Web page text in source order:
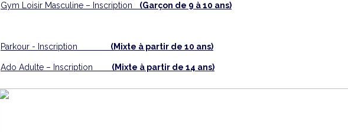
Gym Loisir Masculine – Inscription (Garçon de 9 à 10 ans)
Parkour - Inscription (Mixte à partir de 10 ans)
Ado Adulte – Inscription (Mixte à partir de 14 ans)